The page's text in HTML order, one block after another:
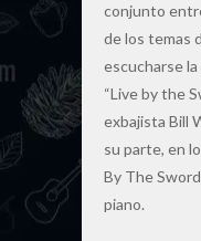
conjunto
de los temas
escucharse
“Live by the
exbajista Bill
su parte, en
By The
piano.